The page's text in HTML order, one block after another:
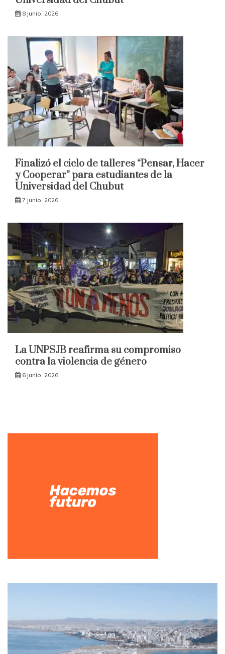
8 junio, 2026
Finalizó el ciclo de talleres “Pensar, Hacer
y Cooperar” para estudiantes de la
Universidad del Chubut
7 junio, 2026
La UNPSJB reafirma su compromiso
contra la violencia de género
6 junio, 2026